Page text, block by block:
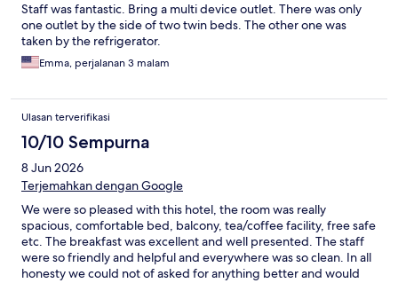
Staff was fantastic. Bring a multi device outlet. There was only
one outlet by the side of two twin beds. The other one was
taken by the refrigerator.
Emma, perjalanan 3 malam
Ulasan terverifikasi
10/10 Sempurna
8 Jun 2026
Terjemahkan dengan Google
We were so pleased with this hotel, the room was really
spacious, comfortable bed, balcony, tea/coffee facility, free safe
etc. The breakfast was excellent and well presented. The staff
were so friendly and helpful and everywhere was so clean. In all
honesty we could not of asked for anything better and would